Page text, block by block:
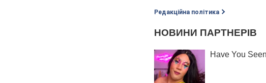
Редакційна політика